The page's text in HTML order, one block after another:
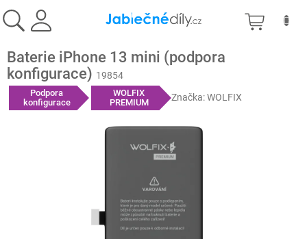
na
obsah
Baterie iPhone 13 mini (podpora
konfigurace) 19854
Podpora
konfigurace
WOLFIX
PREMIUM
Značka:WOLFIX